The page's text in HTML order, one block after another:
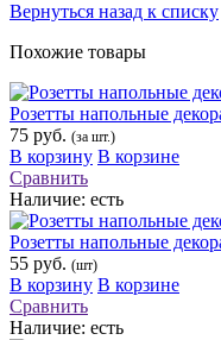
Вернуться назад к списку
Похожие товары
Розетты напольные
75 руб. (за шт.)
В корзину В корзине
Сравнить
Наличие: есть
Розетты напольные
55 руб. (шт)
В корзину В корзине
Сравнить
Наличие: есть